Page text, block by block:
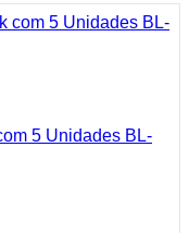
5 Unidades BL-